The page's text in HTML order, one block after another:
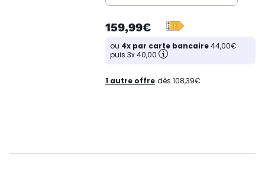
159,99€
ou 4x par carte bancaire44,00€
puis 3x 40,00
1 autre offre dès 108,39€